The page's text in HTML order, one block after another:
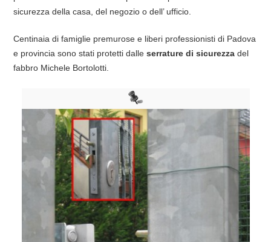
sicurezza della casa, del negozio o dell’ ufficio.
Centinaia di famiglie premurose e liberi professionisti di Padova
e provincia sono stati protetti dalle serrature di sicurezzadel
fabbro Michele Bortolotti.